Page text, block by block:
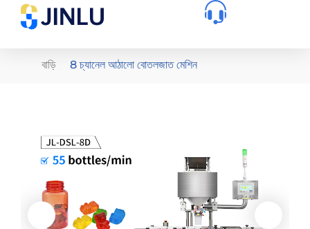
বাড়ি 8 চ্যানেল আঠালো বোতলজাত মেশিন